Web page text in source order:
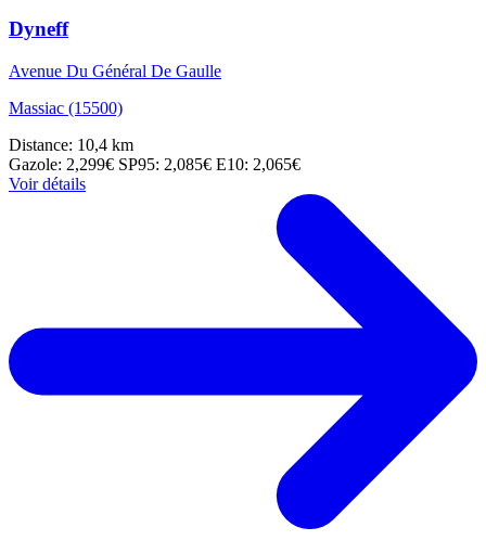
Dyneff
Avenue Du Général De Gaulle
Massiac (15500)
Distance: 10,4 km
Gazole: 2,299€ SP95: 2,085€ E10: 2,065€
Voir détails